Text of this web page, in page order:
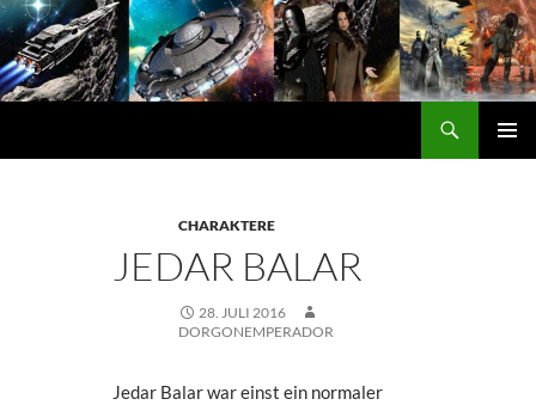
Zum
Inhalt
springen
CHARAKTERE
JEDAR BALAR
28. JULI 2016
DORGONEMPERADOR
Jedar Balar war einst ein normaler